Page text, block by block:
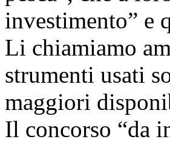
investimento” e
Li chiamiamo
strumenti usati
maggiori
Il concorso “da